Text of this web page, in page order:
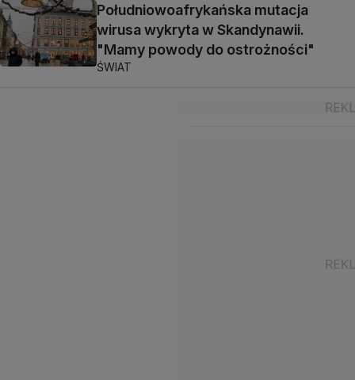
Południowoafrykańska mutacja
wirusa wykryta w Skandynawii.
"Mamy powody do ostrożności"
ŚWIAT